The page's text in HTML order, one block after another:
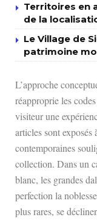
Territoires en
de la
Le Village de
patrimoine
L’approche
réapproprie les
visiteur une
articles sont
contemporaines
collection. Dans un
blanc, les grandes
perfection la
plus rares, se